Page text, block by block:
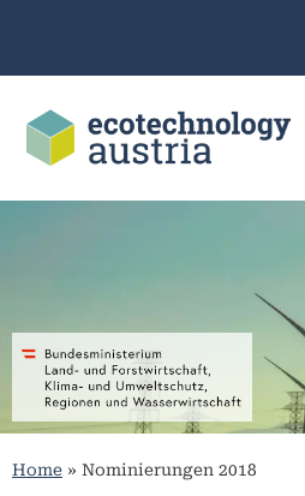
Home » Nominierungen 2018